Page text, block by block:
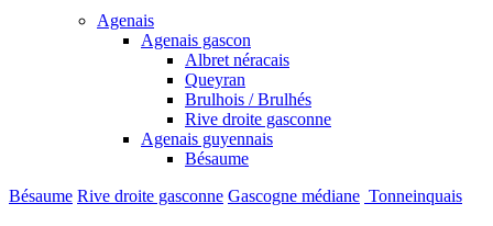
Agenais
Agenais gascon
Albret néracais
Queyran
Brulhois / Brulhés
Rive droite gasconne
Agenais guyennais
Bésaume
Bésaume Rive droite gasconne Gascogne médiane Tonneinquais